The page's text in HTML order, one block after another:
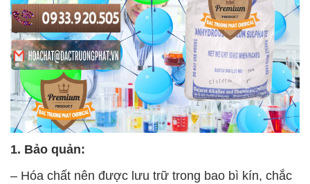
1. Bảo quản:
– Hóa chất nên được lưu trữ trong bao bì kín, chắc